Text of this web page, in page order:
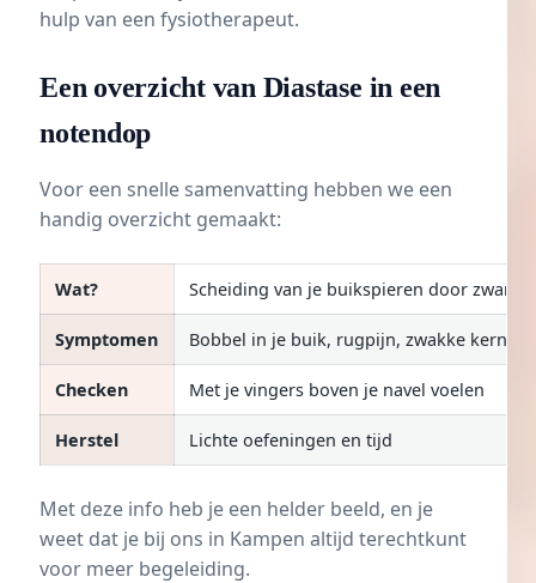
hulp van een fysiotherapeut.
Een overzicht van Diastase in een
notendop
Voor een snelle samenvatting hebben we een
handig overzicht gemaakt:
Wat? Scheiding van je buikspieren door
Symptomen Bobbel in je buik, rugpijn, zwakke kern
Checken Met je vingers boven je navel voelen
Herstel Lichte oefeningen en tijd
Met deze info heb je een helder beeld, en je
weet dat je bij ons in Kampen altijd terechtkunt
voor meer begeleiding.